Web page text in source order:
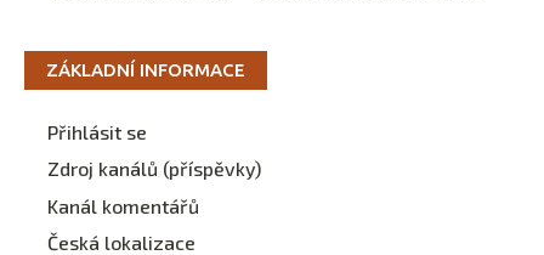
ZÁKLADNÍ INFORMACE
Přihlásit se
Zdroj kanálů (příspěvky)
Kanál komentářů
Česká lokalizace